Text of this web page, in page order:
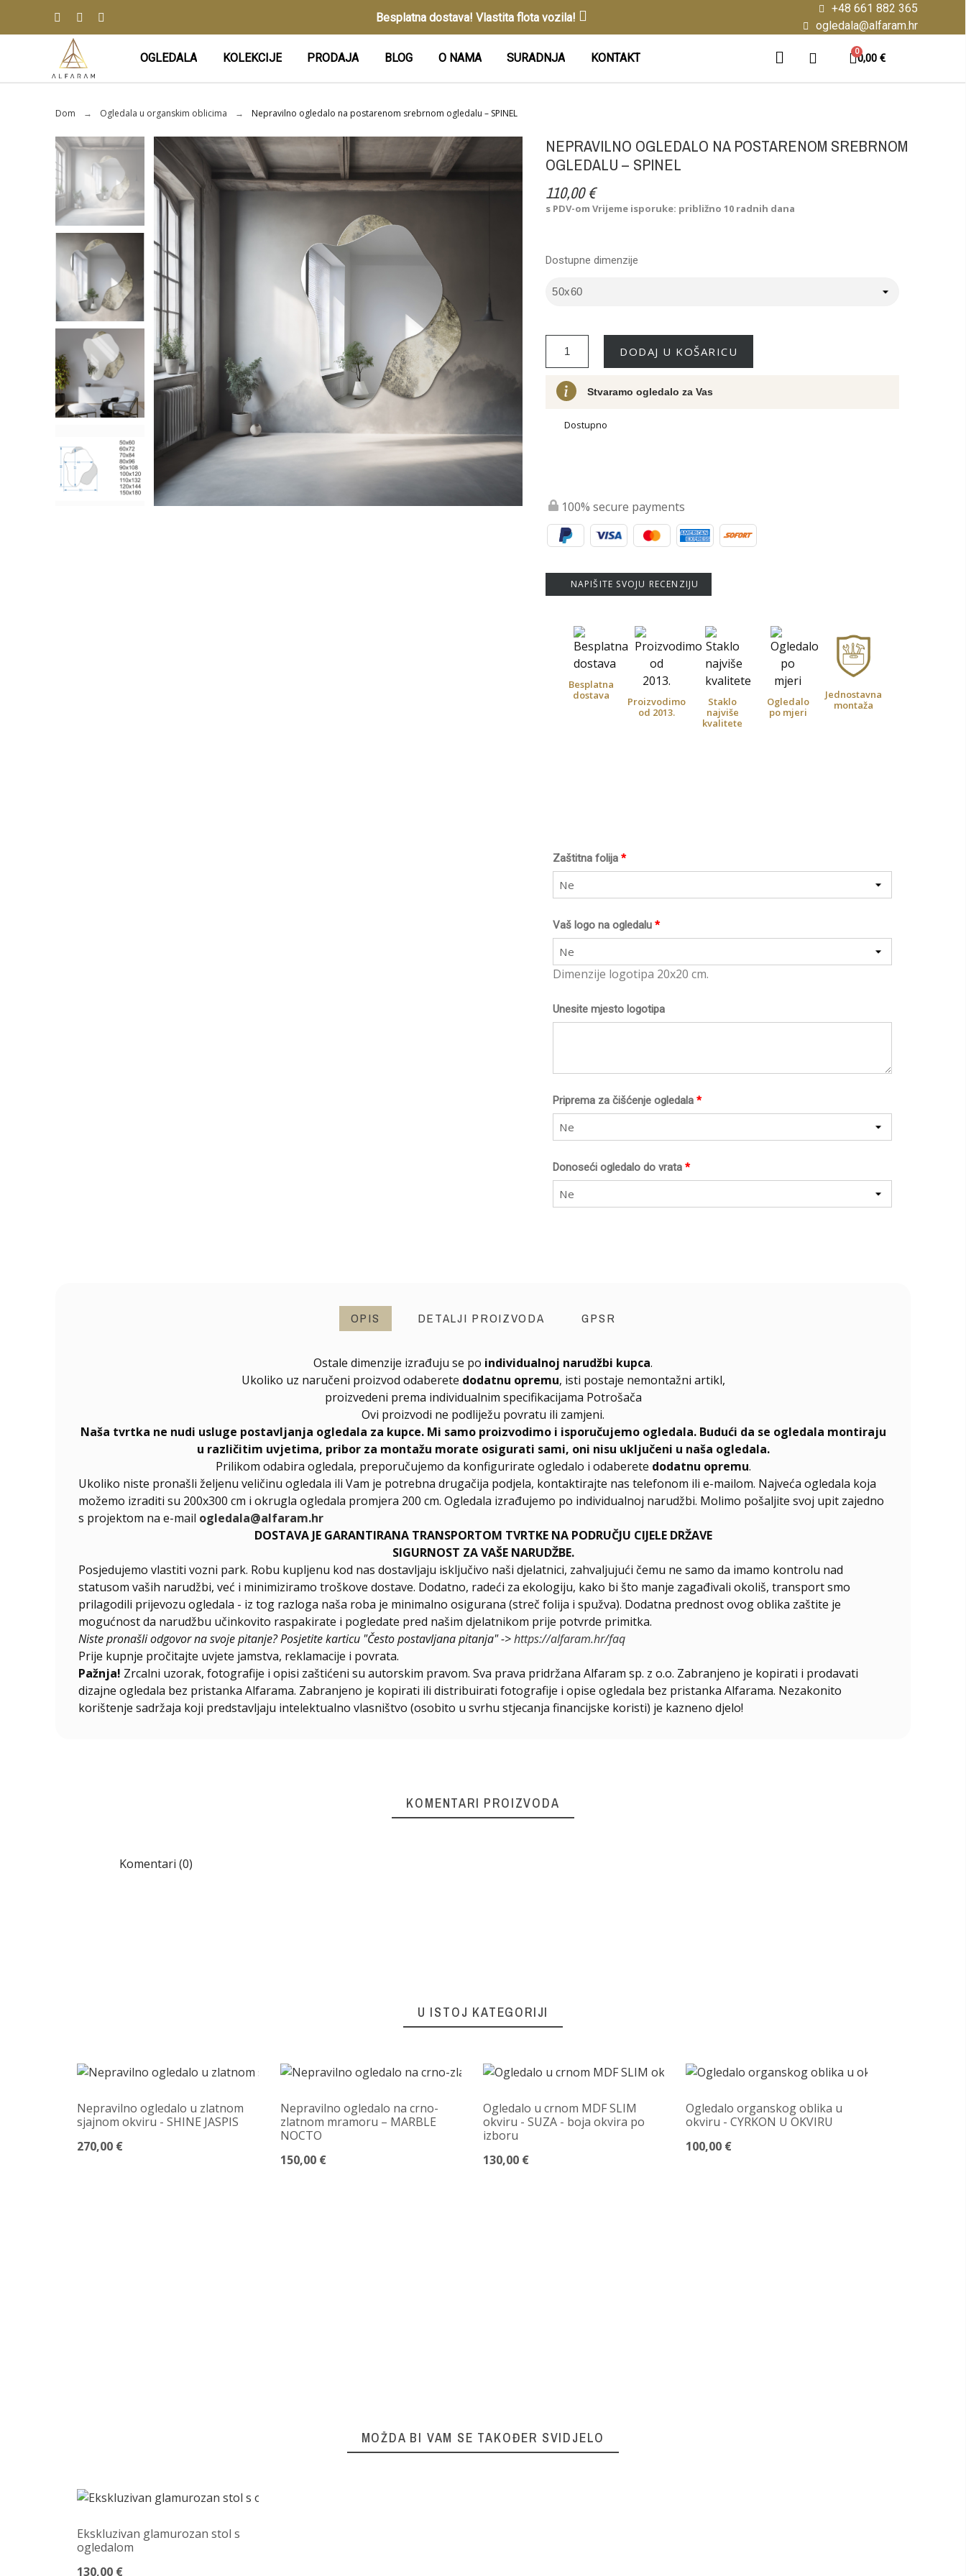
Besplatna dostava! Vlastita flota vozila!
+48 661 882 365
ogledala@alfaram.hr
OGLEDALA KOLEKCIJE PRODAJA BLOG O NAMA SURADNJA KONTAKT 0,00 €
Dom Ogledala u organskim oblicima Nepravilno ogledalo na postarenom srebrnom ogledalu – SPINEL
NEPRAVILNO OGLEDALO NA POSTARENOM SREBRNOM
OGLEDALU – SPINEL
110,00 €
s PDV-omVrijeme isporuke: približno 10 radnih dana
Dostupne dimenzije
DODAJ U KOŠARICU
Stvaramo ogledalo za Vas
Dostupno
100% secure payments
NAPIŠITE SVOJU RECENZIJU
*
Zaštitna folija
Ne
*
Vaš logo na ogledalu
Ne
Dimenzije logotipa 20x20 cm.
Unesite mjesto logotipa
*
Priprema za čišćenje ogledala
Ne
*
Donoseći ogledalo do vrata
Ne
Besplatna
dostava
Proizvodimo
od 2013.
Staklo
najviše
kvalitete
Ogledalo
po mjeri
Jednostavna
montaža
OPIS DETALJI PROIZVODA GPSR
Ostale dimenzije izrađuju se po individualnoj narudžbi kupca.
Ukoliko uz naručeni proizvod odaberete dodatnu opremu, isti postaje nemontažni artikl,
proizvedeni prema individualnim specifikacijama Potrošača
Ovi proizvodi ne podliježu povratu ili zamjeni.
Naša tvrtka ne nudi usluge postavljanja ogledala za kupce. Mi samo proizvodimo i isporučujemo ogledala. Budući da se ogledala montiraju
u različitim uvjetima, pribor za montažu morate osigurati sami, oni nisu uključeni u naša ogledala.
Prilikom odabira ogledala, preporučujemo da konfigurirate ogledalo i odaberete dodatnu opremu.
Ukoliko niste pronašli željenu veličinu ogledala ili Vam je potrebna drugačija podjela, kontaktirajte nas telefonom ili e-mailom. Najveća ogledala koja
možemo izraditi su 200x300 cm i okrugla ogledala promjera 200 cm. Ogledala izrađujemo po individualnoj narudžbi. Molimo pošaljite svoj upit zajedno
s projektom na e-mail ogledala@alfaram.hr
DOSTAVA JE GARANTIRANA TRANSPORTOM TVRTKE NA PODRUČJU CIJELE DRŽAVE
SIGURNOST ZA VAŠE NARUDŽBE.
Posjedujemo vlastiti vozni park. Robu kupljenu kod nas dostavljaju isključivo naši djelatnici, zahvaljujući čemu ne samo da imamo kontrolu nad
statusom vaših narudžbi, već i minimiziramo troškove dostave. Dodatno, radeći za ekologiju, kako bi što manje zagađivali okoliš, transport smo
prilagodili prijevozu ogledala - iz tog razloga naša roba je minimalno osigurana (streč folija i spužva). Dodatna prednost ovog oblika zaštite je
mogućnost da narudžbu učinkovito raspakirate i pogledate pred našim djelatnikom prije potvrde primitka.
Niste pronašli odgovor na svoje pitanje? Posjetite karticu "Često postavljana pitanja" ->https://alfaram.hr/faq
Prije kupnje pročitajte uvjete jamstva, reklamacije i povrata.
Pažnja! Zrcalni uzorak, fotografije i opisi zaštićeni su autorskim pravom. Sva prava pridržana Alfaram sp. z o.o. Zabranjeno je kopirati i prodavati
dizajne ogledala bez pristanka Alfarama. Zabranjeno je kopirati ili distribuirati fotografije i opise ogledala bez pristanka Alfarama. Nezakonito
korištenje sadržaja koji predstavljaju intelektualno vlasništvo (osobito u svrhu stjecanja financijske koristi) je kazneno djelo!
KOMENTARI PROIZVODA
Komentari (0)
U ISTOJ KATEGORIJI
Nepravilno ogledalo u zlatnom
sjajnom okviru - SHINE JASPIS
270,00 €
Nepravilno ogledalo na crno-
zlatnom mramoru – MARBLE
NOCTO
150,00 €
Ogledalo u crnom MDF SLIM
okviru - SUZA - boja okvira po
izboru
130,00 €
Ogledalo organskog oblika u
okviru - CYRKON U OKVIRU
100,00 €
MOŽDA BI VAM SE TAKOĐER SVIDJELO
Ekskluzivan glamurozan stol s
ogledalom
130,00 €